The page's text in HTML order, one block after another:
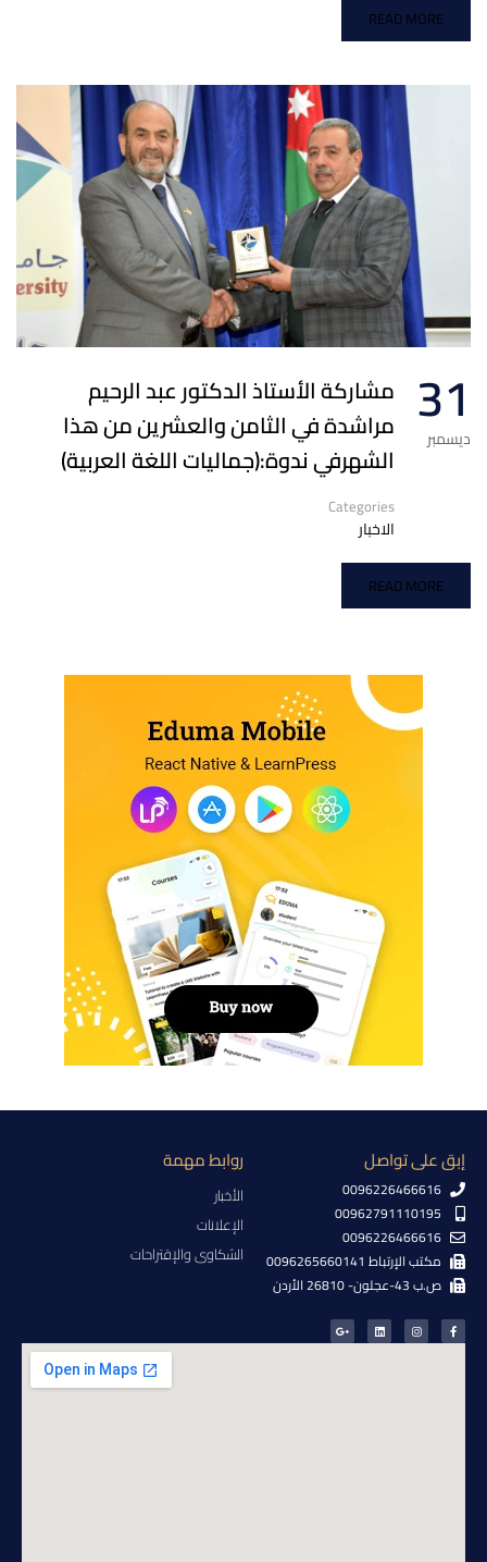
READ MORE
31
ديسمبر
مشاركة الأستاذ الدكتور عبد الرحيم
مراشدة في الثامن والعشرين من هذا
الشهرفي ندوة:(جماليات اللغة العربية)
Categories
الاخبار
READ MORE
إبق على تواصل
0096226466616
00962791110195
0096226466616
مكتب الإرتباط 0096265660141
ص.ب 43-عجلون- 26810 الأردن
روابط مهمة
الأخبار
الإعلانات
الشكاوى والإقتراحات